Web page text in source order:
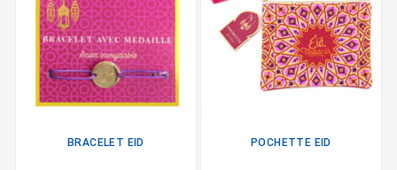
BRACELET EID POCHETTE EID